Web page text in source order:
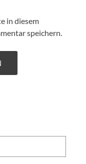
in diesem
speichern.